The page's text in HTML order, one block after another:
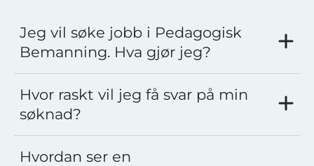
Jeg vil søke jobb i Pedagogisk
Bemanning. Hva gjør jeg?
Hvor raskt vil jeg få svar på min
søknad?
Hvordan ser en